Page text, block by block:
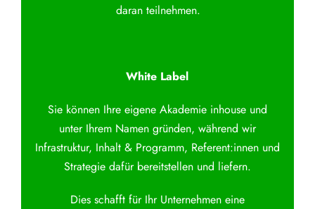
daran teilnehmen.
White Label
Sie können Ihre eigene Akademie inhouse und
unter Ihrem Namen gründen, während wir
Infrastruktur, Inhalt & Programm, Referent:innen und
Strategie dafür bereitstellen und liefern.
Dies schafft für Ihr Unternehmen eine